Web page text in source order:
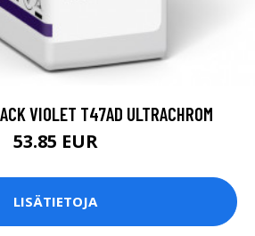
VIOLET T47AD ULTRACHROM
53.85 EUR
LISÄTIETOJA